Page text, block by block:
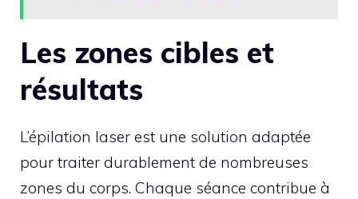
Les zones cibles et
résultats
L’épilation laser est une solution adaptée
pour traiter durablement de nombreuses
zones du corps. Chaque séance contribue à